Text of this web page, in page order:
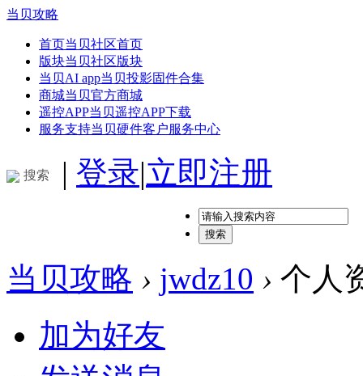
当贝攻略
首页当贝社区首页
版块当贝社区版块
当贝AI app当贝投影固件合集
商城当贝官方商城
遥控APP当贝遥控APP下载
服务支持当贝硬件客户服务中心
搜索 | 登录|立即注册
搜索
当贝攻略 › jwdz10 › 个人
加为好友